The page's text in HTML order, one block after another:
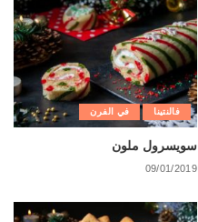
فالنتينا في الفرن
سويسرول ملون
09/01/2019